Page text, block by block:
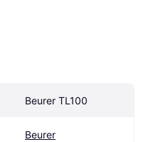
Beurer TL100
Beurer